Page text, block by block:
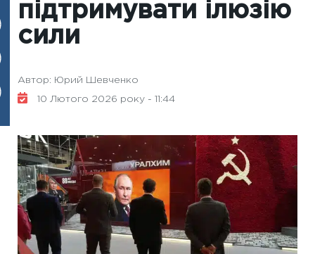
підтримувати ілюзію
сили
Автор: Юрий Шевченко
10 Лютого 2026 року - 11:44